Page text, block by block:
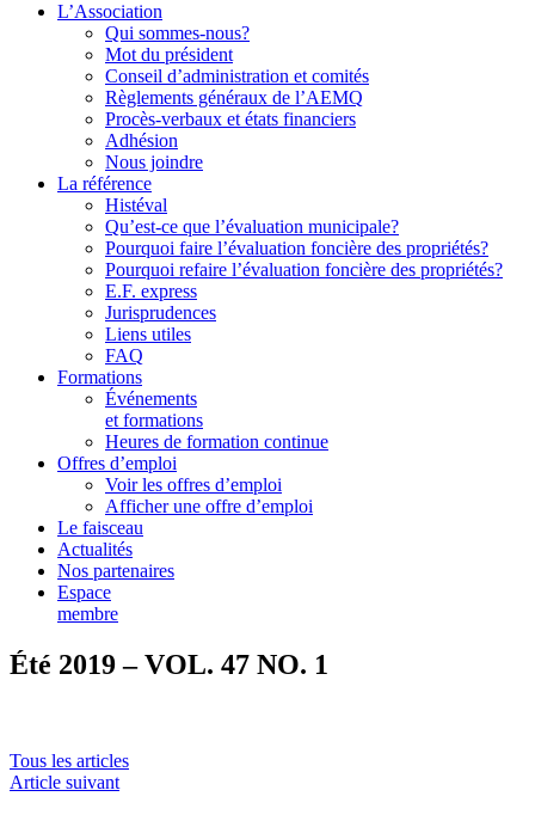
L’Association
Qui sommes-nous?
Mot du président
Conseil d’administration et comités
Règlements généraux de l’AEMQ
Procès-verbaux et états financiers
Adhésion
Nous joindre
La référence
Histéval
Qu’est-ce que l’évaluation municipale?
Pourquoi faire l’évaluation foncière des propriétés?
Pourquoi refaire l’évaluation foncière des propriétés?
E.F. express
Jurisprudences
Liens utiles
FAQ
Formations
Événements
et formations
Heures de formation continue
Offres d’emploi
Voir les offres d’emploi
Afficher une offre d’emploi
Le faisceau
Actualités
Nos partenaires
Espace
membre
Été 2019 – VOL. 47 NO. 1
Tous les articles
Article suivant